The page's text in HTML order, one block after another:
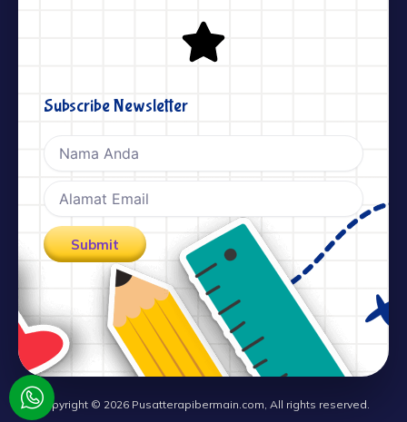
Subscribe Newsletter
Submit
Copyright © 2026 Pusatterapibermain.com, All rights reserved.